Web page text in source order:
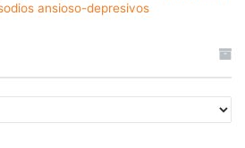
ansioso-depresivos